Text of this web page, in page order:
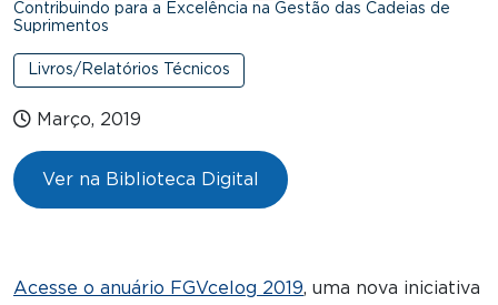
Contribuindo para a Excelência na Gestão das Cadeias de
Suprimentos
Livros/Relatórios Técnicos
Março, 2019
Ver na Biblioteca Digital
Acesse o anuário FGVcelog 2019, uma nova iniciativa